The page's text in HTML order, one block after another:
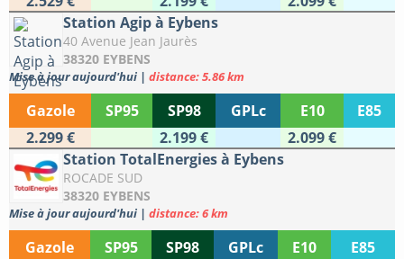
Station Agip à Eybens
40 Avenue Jean Jaurès
38320 EYBENS
Mise à jour aujourd'hui | distance: 5.86 km
Gazole SP95 SP98 GPLc E10
E85
2.299 €
2.199 €
2.099 €
Station TotalEnergies à Eybens
ROCADE SUD
38320 EYBENS
Mise à jour aujourd'hui | distance: 6 km
Gazole SP95 SP98 GPLc E10
E85